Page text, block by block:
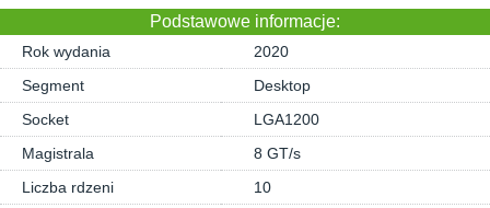
Podstawowe informacje:
Rok wydania
2020
Segment
Desktop
Socket
LGA1200
Magistrala
8 GT/s
Liczba rdzeni
10